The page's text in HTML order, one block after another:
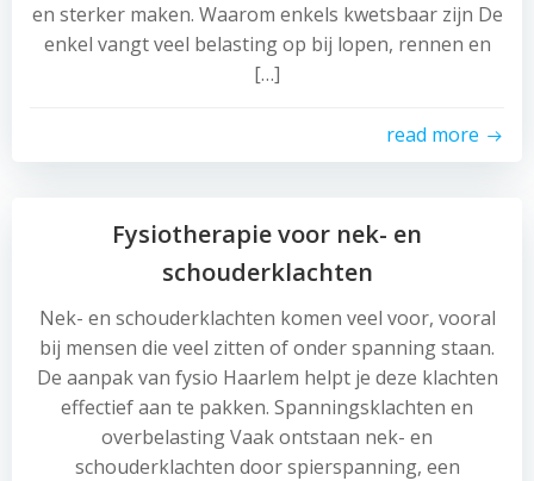
en sterker maken. Waarom enkels kwetsbaar zijn De
enkel vangt veel belasting op bij lopen, rennen en
[…]
read more
Fysiotherapie voor nek- en
schouderklachten
Nek- en schouderklachten komen veel voor, vooral
bij mensen die veel zitten of onder spanning staan.
De aanpak van fysio Haarlem helpt je deze klachten
effectief aan te pakken. Spanningsklachten en
overbelasting Vaak ontstaan nek- en
schouderklachten door spierspanning, een